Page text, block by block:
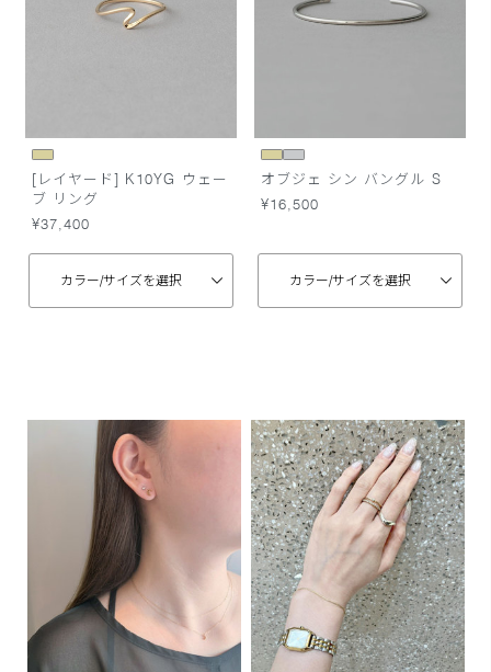
[レイヤード] K10YG ウェー
ブ リング
¥37,400
カラー/サイズを選択
オブジェ シン バングル S
¥16,500
カラー/サイズを選択